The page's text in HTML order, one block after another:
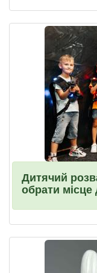
Дитячий
обрати місце